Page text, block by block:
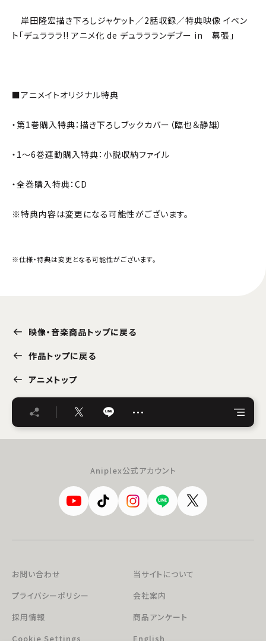
岸田隆宏描き下ろしジャケット／2話収録／特典映像 イベン
ト「デュラララ!! アニメ化 de デュララランデブー in 幕張」
■アニメイトオリジナル特典
・第1巻購入特典：描き下ろしブックカバー（臨也＆静雄）
・1〜6巻連動購入特典：小説収納ファイル
・全巻購入特典：CD
※特典内容は変更になる可能性がございます。
※仕様・特典は変更となる可能性がございます。
映像・音楽商品トップに戻る
作品トップに戻る
アニメトップ
…
Aniplex公式アカウント
お問い合わせ
当サイトについて
プライバシーポリシー
会社案内
採用情報
商品アンケート
Cookie Settings
English